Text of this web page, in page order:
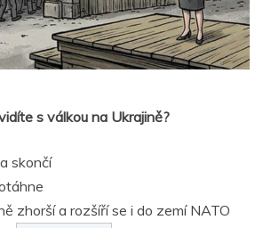
s válkou na Ukrajině?
skončí
zhorší a rozšíří se i do zemí NATO